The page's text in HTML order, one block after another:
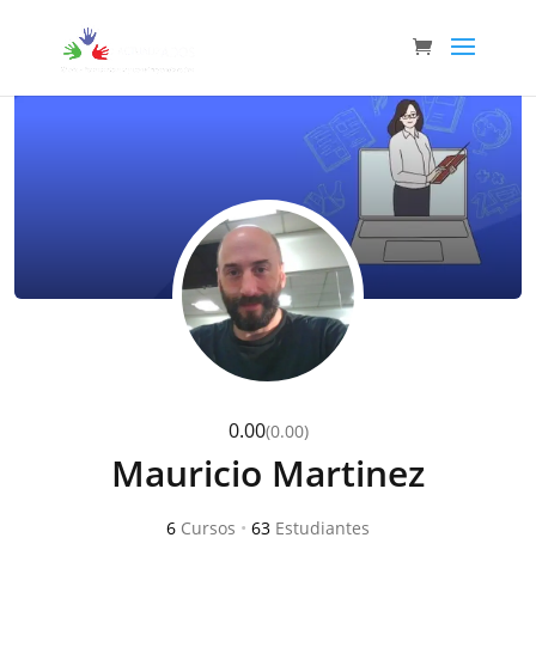
0.00(0.00)
Mauricio Martinez
6 Cursos • 63 Estudiantes